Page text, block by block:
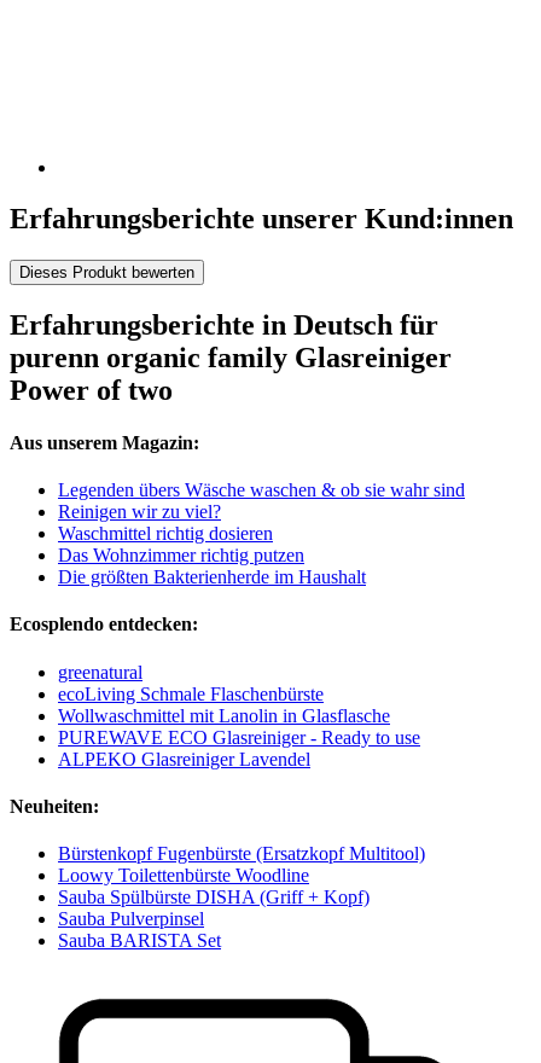
Erfahrungsberichte unserer Kund:innen
Dieses Produkt bewerten
Erfahrungsberichte in Deutsch für
purenn organic family Glasreiniger
Power of two
Aus unserem Magazin:
Legenden übers Wäsche waschen & ob sie wahr sind
Reinigen wir zu viel?
Waschmittel richtig dosieren
Das Wohnzimmer richtig putzen
Die größten Bakterienherde im Haushalt
Ecosplendo entdecken:
greenatural
ecoLiving Schmale Flaschenbürste
Wollwaschmittel mit Lanolin in Glasflasche
PUREWAVE ECO Glasreiniger - Ready to use
ALPEKO Glasreiniger Lavendel
Neuheiten:
Bürstenkopf Fugenbürste (Ersatzkopf Multitool)
Loowy Toilettenbürste Woodline
Sauba Spülbürste DISHA (Griff + Kopf)
Sauba Pulverpinsel
Sauba BARISTA Set